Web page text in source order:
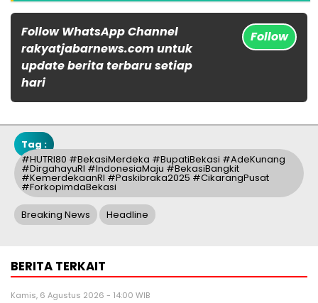
Follow WhatsApp Channel
rakyatjabarnews.com untuk
update berita terbaru setiap
hari
Follow
Tag :
#HUTRI80 #BekasiMerdeka #BupatiBekasi #AdeKunang
#DirgahayuRI #IndonesiaMaju #BekasiBangkit
#KemerdekaanRI #Paskibraka2025 #CikarangPusat
#ForkopimdaBekasi
Breaking News Headline
BERITA TERKAIT
Kamis, 6 Agustus 2026 - 14:00 WIB